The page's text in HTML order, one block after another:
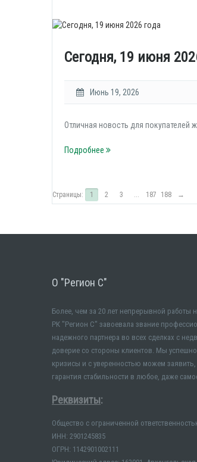
Сегодня, 19 июня
Июнь 19, 2026
Отличная новость для покупателей
Подробнее
Страницы: 1 2 3 ... 187 188 →
О "Регион С"
Более, чем за 20 лет непрерывной работы
РК "Регион С" завоевала звание
надежного партнера во всех сделках с
доверие со стороны клиентов. Мы
кризисы и с уверенностью можем заявить,
гарантия стабильности в любое, даже
Реквизиты:
Общество с ограниченной
ИНН: 2901245835
ОГРН: 1142901002111